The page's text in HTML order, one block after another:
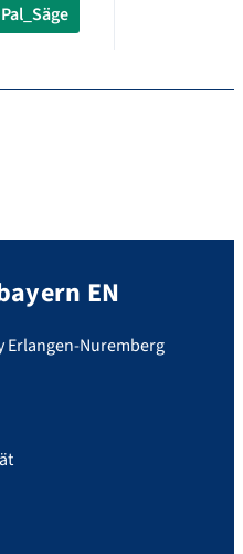
Pal_Säge
EN
Erlangen-Nuremberg